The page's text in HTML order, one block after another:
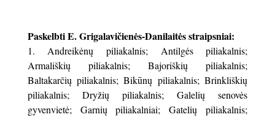
Paskelbti E. Grigalavičienės-Danilaitės straipsniai:
Andreikėnų piliakalnis; Antilgės piliakalnis;
Armališkių piliakalnis; Bajoriškių piliakalnis;
Baltakarčių piliakalnis; Bikūnų piliakalnis; Brinkliškių
piliakalnis; Dryžių piliakalnis; Galelių senovės
gyvenvietė; Garnių piliakalniai; Gatelių piliakalnis;